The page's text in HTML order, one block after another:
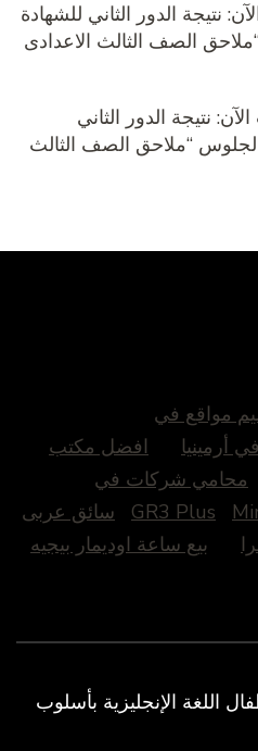
الدور الثاني للشهادة
الصف الثالث الاعدادى
نتيجة الدور الثاني
“ملاحق الصف الثالث
في
افضل مكتب
محامي شركات في
GR3 Plus
سائق عربى
بيع ساعة اوديمار بيجيه
الإنجليزية بأسلوب